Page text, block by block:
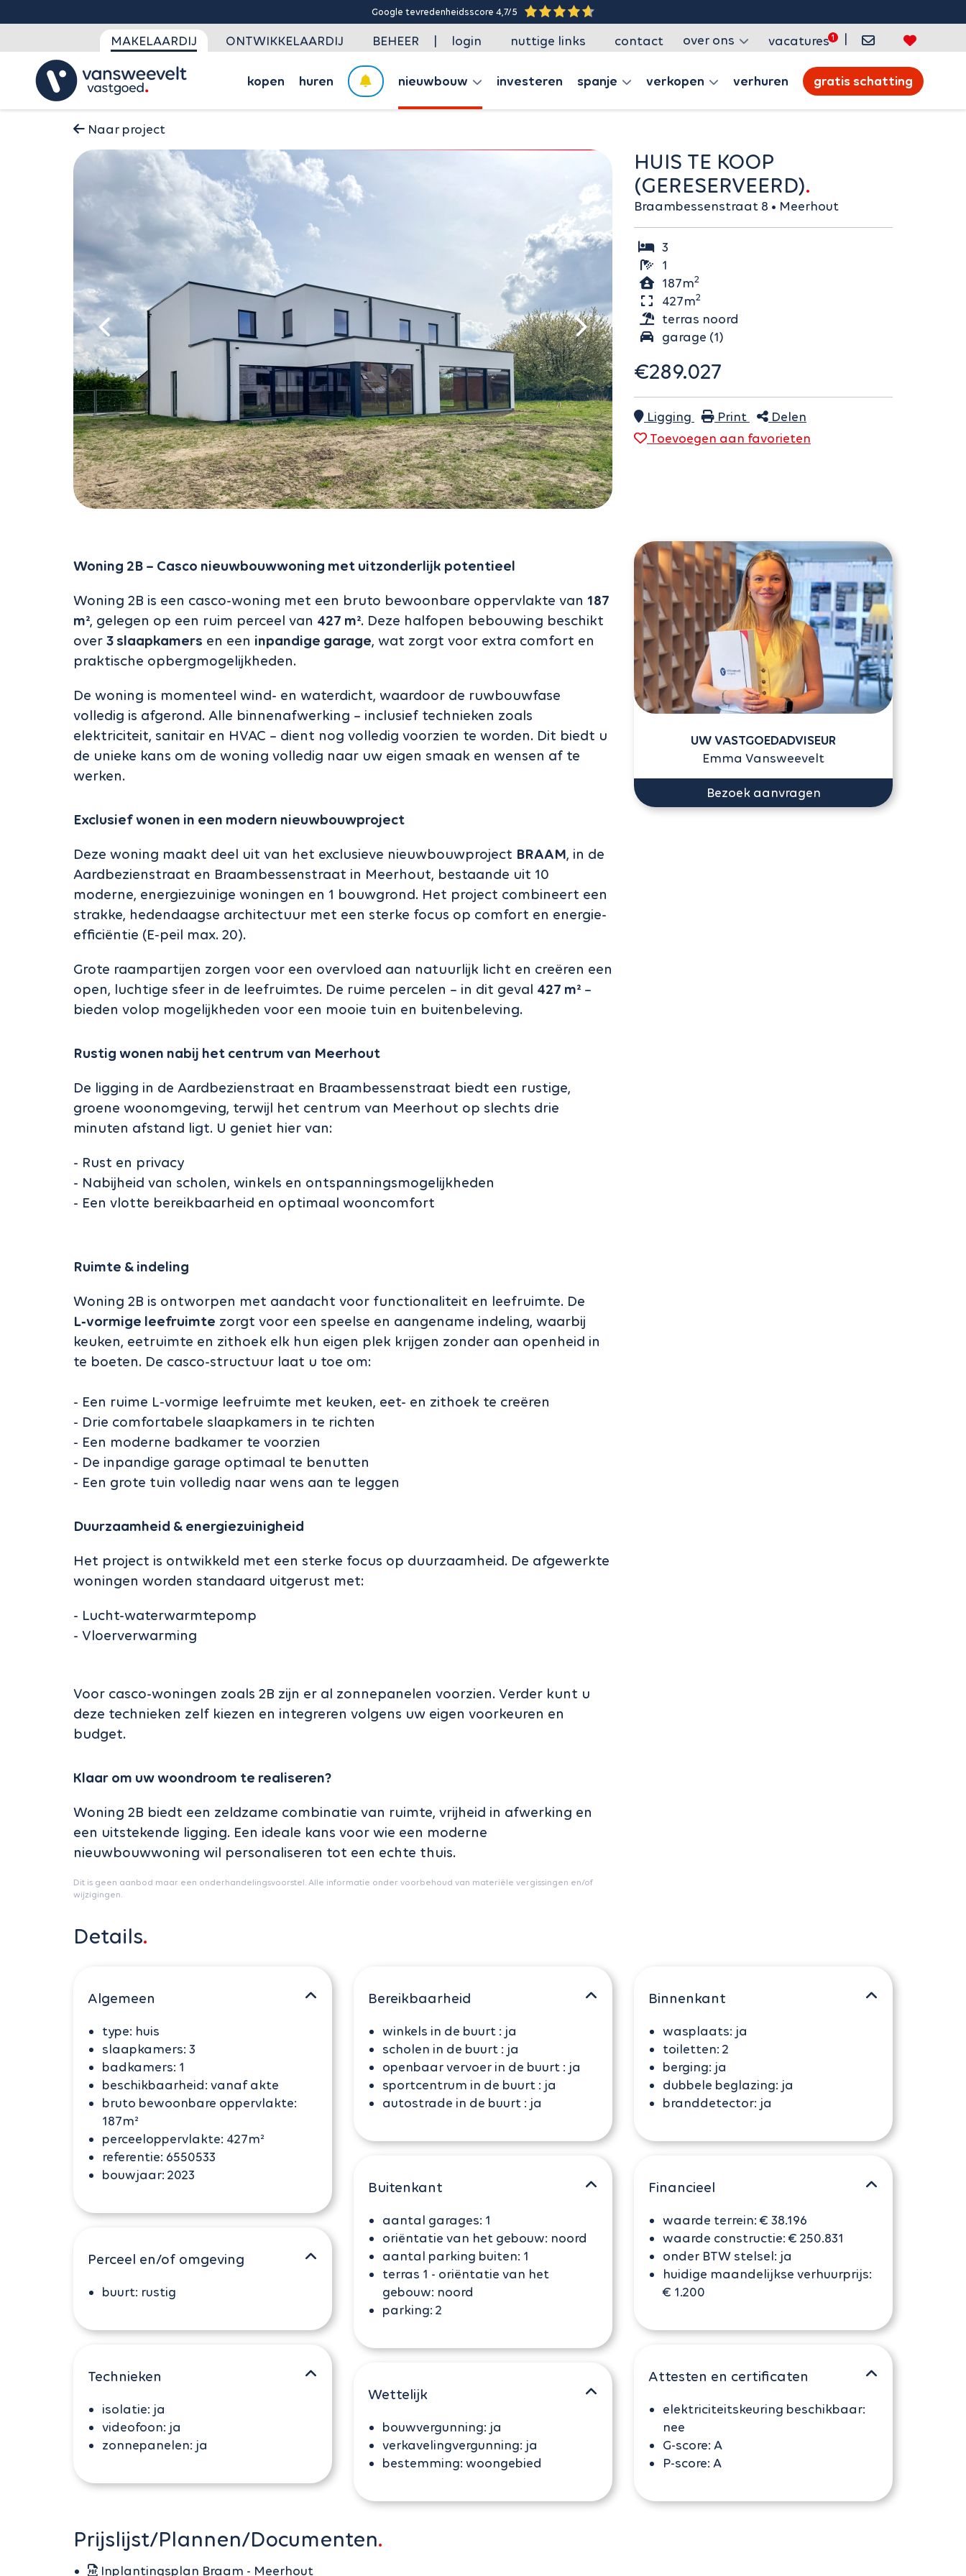
Google tevredenheidsscore 4,7/5
MAKELAARDIJ ONTWIKKELAARDIJ BEHEER | login nuttige links contact over ons vacatures |
kopen huren nieuwbouw investeren spanje verkopen verhuren gratis schatting
Naar project
HUIS TE KOOP
(GERESERVEERD)
Braambessenstraat 8 • Meerhout
3
1
187m2
427m2
terras noord
garage (1)
€289.027
Ligging Print
Delen
Toevoegen aan favorieten
Woning 2B – Casco nieuwbouwwoning met uitzonderlijk potentieel
Woning 2B is een casco-woning met een bruto bewoonbare oppervlakte van 187
m², gelegen op een ruim perceel van 427 m². Deze halfopen bebouwing beschikt
over 3 slaapkamers en een inpandige garage, wat zorgt voor extra comfort en
praktische opbergmogelijkheden.
De woning is momenteel wind- en waterdicht, waardoor de ruwbouwfase
volledig is afgerond. Alle binnenafwerking – inclusief technieken zoals
elektriciteit, sanitair en HVAC – dient nog volledig voorzien te worden. Dit biedt u
de unieke kans om de woning volledig naar uw eigen smaak en wensen af te
werken.
Exclusief wonen in een modern nieuwbouwproject
Deze woning maakt deel uit van het exclusieve nieuwbouwproject BRAAM, in de
Aardbezienstraat en Braambessenstraat in Meerhout, bestaande uit 10
moderne, energiezuinige woningen en 1 bouwgrond. Het project combineert een
strakke, hedendaagse architectuur met een sterke focus op comfort en energie-
efficiëntie (E‑peil max. 20).
Grote raampartijen zorgen voor een overvloed aan natuurlijk licht en creëren een
open, luchtige sfeer in de leefruimtes. De ruime percelen – in dit geval 427 m² –
bieden volop mogelijkheden voor een mooie tuin en buitenbeleving.
Rustig wonen nabij het centrum van Meerhout
De ligging in de Aardbezienstraat en Braambessenstraat biedt een rustige,
groene woonomgeving, terwijl het centrum van Meerhout op slechts drie
minuten afstand ligt. U geniet hier van:
- Rust en privacy
- Nabijheid van scholen, winkels en ontspanningsmogelijkheden
- Een vlotte bereikbaarheid en optimaal wooncomfort
Ruimte & indeling
Woning 2B is ontworpen met aandacht voor functionaliteit en leefruimte. De
L‑vormige leefruimte zorgt voor een speelse en aangename indeling, waarbij
keuken, eetruimte en zithoek elk hun eigen plek krijgen zonder aan openheid in
te boeten. De casco-structuur laat u toe om:
- Een ruime L‑vormige leefruimte met keuken, eet- en zithoek te creëren
- Drie comfortabele slaapkamers in te richten
- Een moderne badkamer te voorzien
- De inpandige garage optimaal te benutten
- Een grote tuin volledig naar wens aan te leggen
Duurzaamheid & energiezuinigheid
Het project is ontwikkeld met een sterke focus op duurzaamheid. De afgewerkte
woningen worden standaard uitgerust met:
- Lucht-waterwarmtepomp
- Vloerverwarming
Voor casco-woningen zoals 2B zijn er al zonnepanelen voorzien. Verder kunt u
deze technieken zelf kiezen en integreren volgens uw eigen voorkeuren en
budget.
Klaar om uw woondroom te realiseren?
Woning 2B biedt een zeldzame combinatie van ruimte, vrijheid in afwerking en
een uitstekende ligging. Een ideale kans voor wie een moderne
nieuwbouwwoning wil personaliseren tot een echte thuis.
Dit is geen aanbod maar een onderhandelingsvoorstel. Alle informatie onder voorbehoud van materiële vergissingen en/of
wijzigingen.
UW VASTGOEDADVISEUR
Emma Vansweevelt
Bezoek aanvragen
Details
Algemeen
type: huis
slaapkamers: 3
badkamers: 1
beschikbaarheid: vanaf akte
bruto bewoonbare oppervlakte:
187m²
perceeloppervlakte: 427m²
referentie: 6550533
bouwjaar: 2023
Bereikbaarheid
winkels in de buurt : ja
scholen in de buurt : ja
openbaar vervoer in de buurt : ja
sportcentrum in de buurt : ja
autostrade in de buurt : ja
Binnenkant
wasplaats: ja
toiletten: 2
berging: ja
dubbele beglazing: ja
branddetector: ja
Buitenkant
aantal garages: 1
oriëntatie van het gebouw: noord
aantal parking buiten: 1
terras 1 - oriëntatie van het
gebouw: noord
parking: 2
Financieel
waarde terrein:€ 38.196
waarde constructie:€ 250.831
onder BTW stelsel: ja
huidige maandelijkse verhuurprijs:
€ 1.200
Perceel en/of omgeving
buurt: rustig
Technieken
isolatie: ja
videofoon: ja
zonnepanelen: ja
Attesten en certificaten
elektriciteitskeuring beschikbaar:
nee
G-score: A
P-score: A
Wettelijk
bouwvergunning: ja
verkavelingvergunning: ja
bestemming: woongebied
Prijslijst/Plannen/Documenten
Inplantingsplan Braam - Meerhout